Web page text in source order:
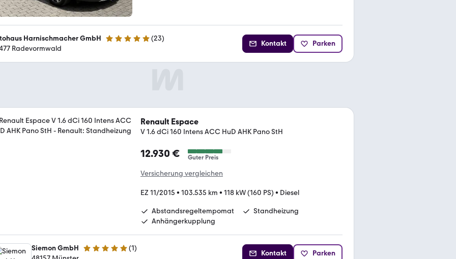
Harnischmacher GmbH 5 Sterne (23)
Radevormwald
Kontakt Parken
Renault Espace
V 1.6 dCi 160 Intens ACC HuD AHK Pano StH
12.930 € Guter Preis
Versicherung vergleichen
EZ 11/2015 • 103.535 km • 118 kW (160 PS) • Diesel
Abstandsregeltempomat
Standheizung
Anhängerkupplung
Siemon GmbH 5 Sterne (1)
Kontakt Parken